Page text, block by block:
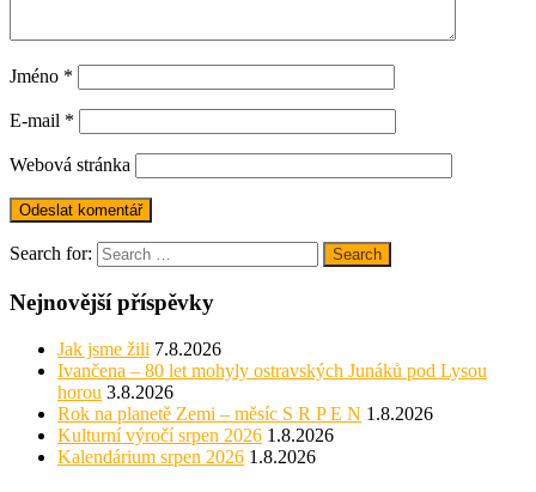
Jméno *
E-mail *
Webová stránka
Search for: Search
Nejnovější příspěvky
Jak jsme žili 7.8.2026
Ivančena – 80 let mohyly ostravských Junáků pod Lysou
horou 3.8.2026
Rok na planetě Zemi – měsíc S R P E N 1.8.2026
Kulturní výročí srpen 2026 1.8.2026
Kalendárium srpen 2026 1.8.2026